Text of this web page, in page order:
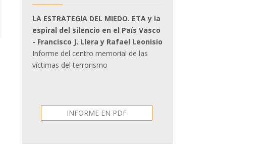
LA ESTRATEGIA DEL MIEDO. ETA y la
espiral del silencio en el País Vasco
- Francisco J. Llera y Rafael Leonisio
Informe del centro memorial de las
víctimas del terrorismo
INFORME EN PDF